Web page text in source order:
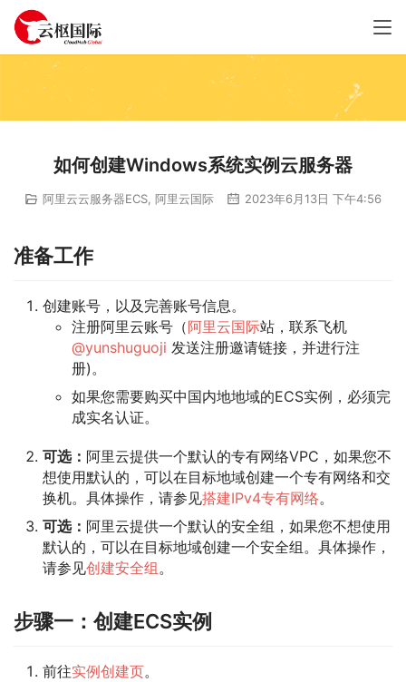
如何创建Windows系统实例云服务器
阿里云云服务器ECS 阿里云国际 2023年6月13日 下午4:56
准备工作
创建账号，以及完善账号信息。
注册阿里云账号（阿里云国际站，联系飞机
@yunshuguoji 发送注册邀请链接，并进行注
册)。
如果您需要购买中国内地地域的ECS实例，必须完
成实名认证。
可选： 阿里云提供一个默认的专有网络VPC，如果您不
想使用默认的，可以在目标地域创建一个专有网络和交
换机。具体操作，请参见搭建IPv4专有网络。
可选： 阿里云提供一个默认的安全组，如果您不想使用
默认的，可以在目标地域创建一个安全组。具体操作，
请参见创建安全组。
步骤一：创建ECS实例
前往实例创建页。